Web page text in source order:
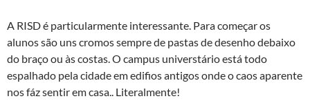
A RISD é particularmente interessante. Para começar os
alunos são uns cromos sempre de pastas de desenho debaixo
do braço ou às costas. O campus universtário está todo
espalhado pela cidade em edifios antigos onde o caos aparente
nos fáz sentir em casa.. Literalmente!